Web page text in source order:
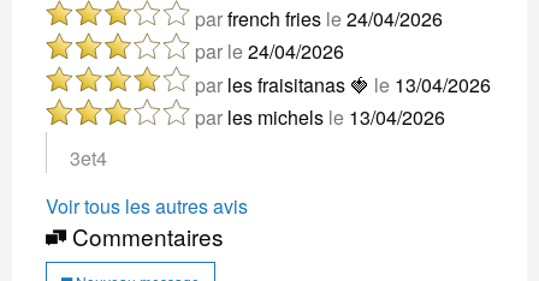
parfrench fries le24/04/2026
par le24/04/2026
par les fraisitanas 🍓 le 13/04/2026
par les michels le 13/04/2026
3et4
Voir tous les autres avis
Commentaires